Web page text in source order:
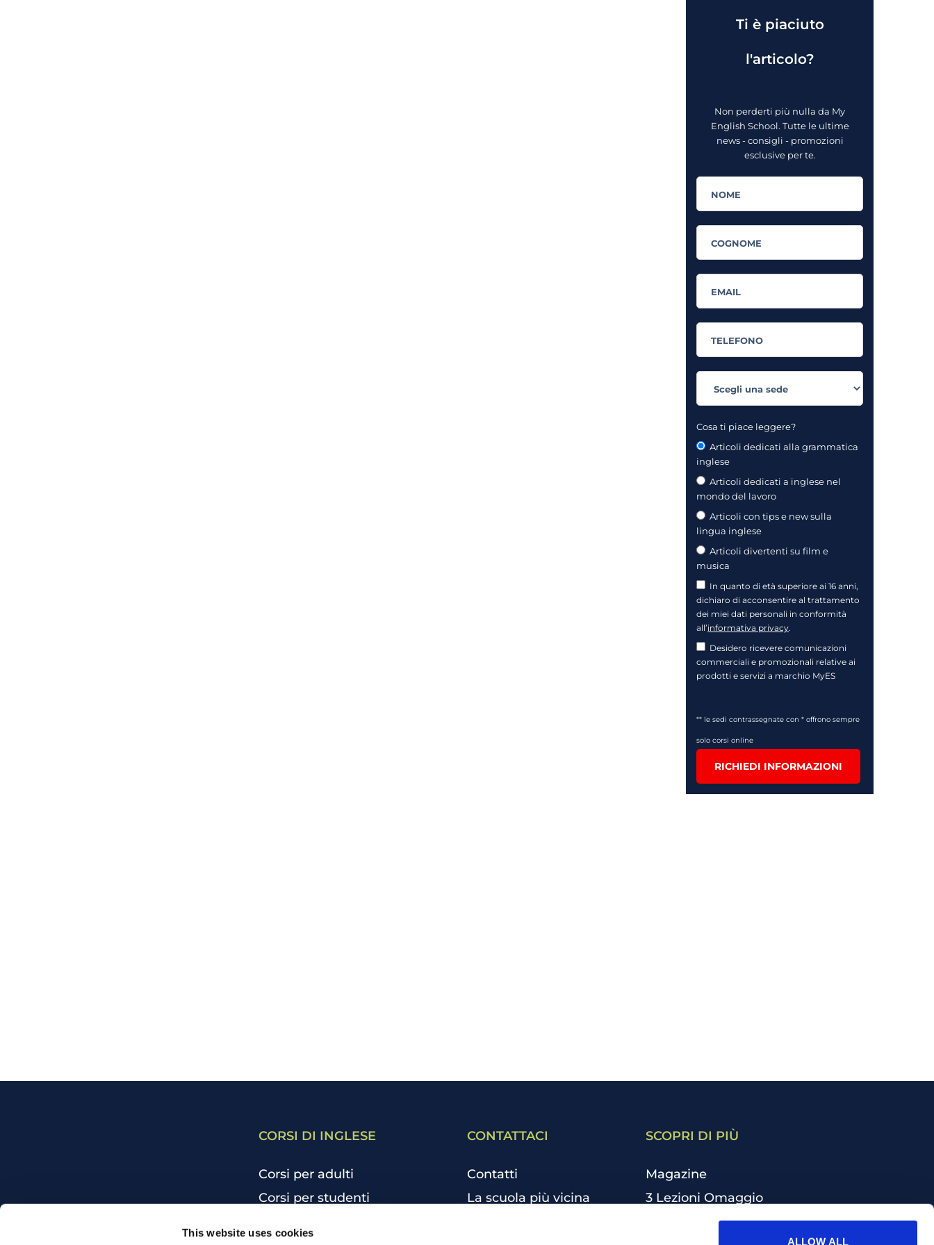
This website uses cookies
ALLOW ALL
Ti è piaciuto
l'articolo?
Non perderti più nulla da My
English School. Tutte le ultime
news - consigli - promozioni
esclusive per te.
Cosa ti piace leggere?
Articoli dedicati alla grammatica
inglese
Articoli dedicati a inglese nel
mondo del lavoro
Articoli con tips e new sulla
lingua inglese
Articoli divertenti su film e
musica
In quanto di età superiore ai 16 anni,
dichiaro di acconsentire al trattamento
dei miei dati personali in conformità
all’informativa privacy.
Desidero ricevere comunicazioni
commerciali e promozionali relative ai
prodotti e servizi a marchio MyES
** le sedi contrassegnate con * offrono sempre
solo corsi online
RICHIEDI INFORMAZIONI
CORSI DI INGLESE
Corsi per adulti
Corsi per studenti
CONTATTACI
Contatti
La scuola più vicina
SCOPRI DI PIÙ
Magazine
3 Lezioni Omaggio